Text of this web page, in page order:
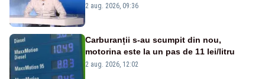
catastrofă pentru bănci și fondurile de
2 aug. 2026, 09:36
Carburanții s-au scumpit din nou,
motorina este la un pas de 11 lei/litru
2 aug. 2026, 12:02